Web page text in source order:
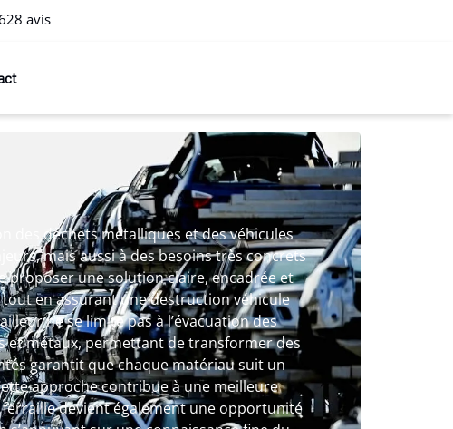
avis
des déchets métalliques et des véhicules
mais aussi à des besoins très concrets
proposer une solution claire, encadrée et
tout en assurant une destruction véhicule
ne se limite pas à l’évacuation des
et métaux, permettant de transformer des
garantit que chaque matériau suit un
approche contribue à une meilleure
ferraille devient également une opportunité